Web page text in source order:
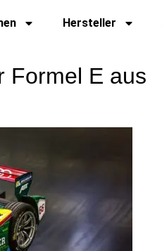
Hersteller
Formel E aus